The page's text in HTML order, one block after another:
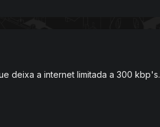
deixa a internet limitada a 300 kbp's.